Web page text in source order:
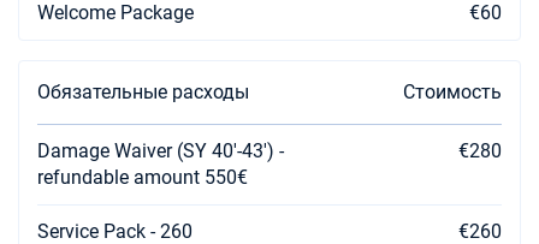
€1316
Забронировать
17/04/2027 - 24/04/2027 €1316
Welcome Package €60
Обязательные расходы Стоимость
Damage Waiver (SY 40'-43') -
refundable amount 550€
€280
Service Pack - 260 €260